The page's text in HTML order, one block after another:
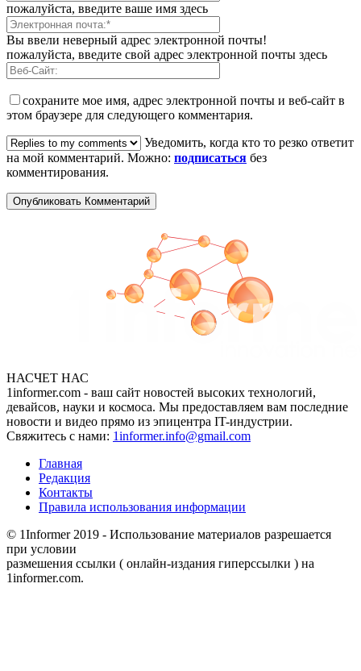
пожалуйста, введите ваше имя здесь
Вы ввели неверный адрес электронной почты!
пожалуйста, введите свой адрес электронной почты здесь
сохраните мое имя, адрес электронной почты и веб-сайт в
этом браузере для следующего комментария.
Уведомить, когда кто то резко ответит
на мой комментарий. Можно: подписаться без
комментирования.
НАСЧЕТ НАС
1informer.com - ваш сайт новостей высоких технологий,
девайсов, науки и космоса. Мы предоставляем вам последние
новости и видео прямо из эпицентра IT-индустрии.
Свяжитесь с нами: 1informer.info@gmail.com
Главная
Редакция
Контакты
Правила использования информации
© 1Informer 2019 - Использование материалов разрешается
при условии
размешения ссылки ( онлайн-издания гиперссылки ) на
1informer.com.